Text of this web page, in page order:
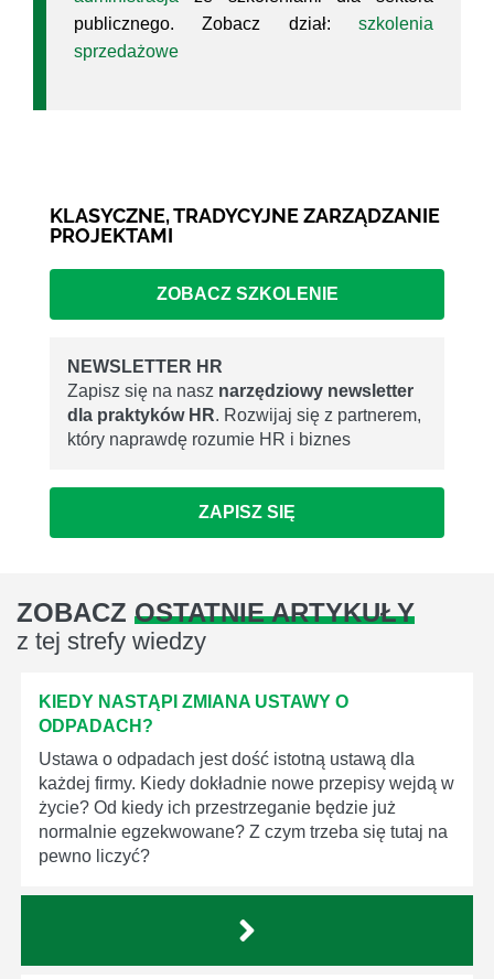
publicznego. Zobacz dział: szkolenia
sprzedażowe
KLASYCZNE, TRADYCYJNE ZARZĄDZANIE
PROJEKTAMI
ZOBACZ SZKOLENIE
NEWSLETTER HR
Zapisz się na nasz narzędziowy newsletter
dla praktyków HR. Rozwijaj się z partnerem,
który naprawdę rozumie HR i biznes
ZAPISZ SIĘ
ZOBACZ OSTATNIE ARTYKUŁY
z tej strefy wiedzy
KIEDY NASTĄPI ZMIANA USTAWY O
ODPADACH?
Ustawa o odpadach jest dość istotną ustawą dla
każdej firmy. Kiedy dokładnie nowe przepisy wejdą w
życie? Od kiedy ich przestrzeganie będzie już
normalnie egzekwowane? Z czym trzeba się tutaj na
pewno liczyć?